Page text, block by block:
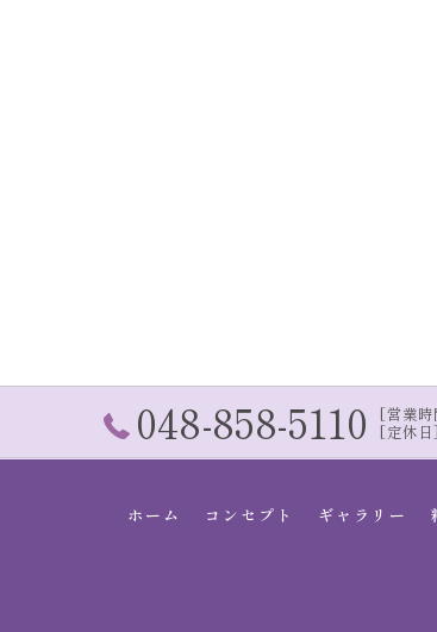
048-858-5110 [営業時
[定休
ホーム コンセプト ギャラリー